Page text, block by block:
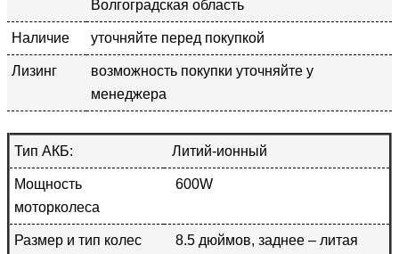
Волгоградская область
Наличие уточняйте перед покупкой
Лизинг
возможность покупки уточняйте у
менеджера
Тип АКБ: Литий-ионный
Мощность
моторколеса
600W
Размер и тип колес
8.5 дюймов, заднее – литая